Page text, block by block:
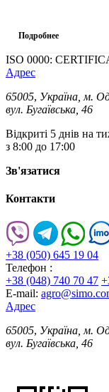
Подробнее
ISO 0000:
Адрес
65005, Україна, м.
вул. Бугаївська, 46
Відкриті 5 днів на
з 8:00 до 17:00
Зв'язатися
Контакти
+38 (050) 645 19 04
Телефон :
+38 (048) 740 70 47
E-mail:
Адрес
65005, Україна, м.
вул. Бугаївська, 46